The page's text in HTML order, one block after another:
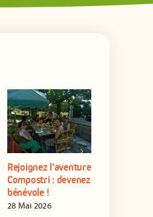
Rejoignez l’aventure
Compostri : devenez
bénévole !
28 Mai 2026